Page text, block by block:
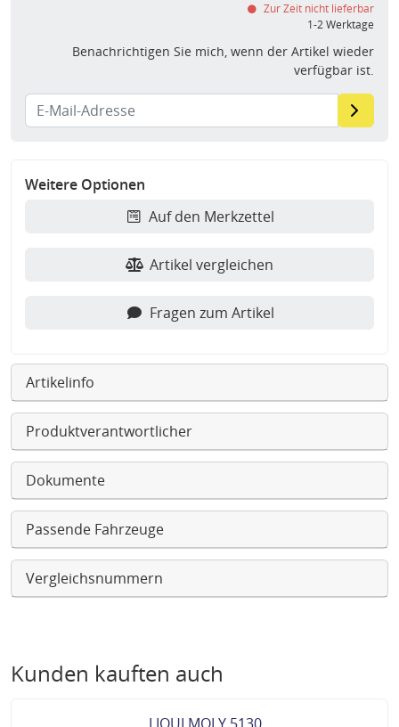
Zur Zeit nicht lieferbar
1-2 Werktage
Benachrichtigen Sie mich, wenn der Artikel wieder
verfügbar ist.
Weitere Optionen
Auf den Merkzettel
Artikel vergleichen
Fragen zum Artikel
Artikelinfo
Produktverantwortlicher
Dokumente
Passende Fahrzeuge
Vergleichsnummern
Kunden kauften auch